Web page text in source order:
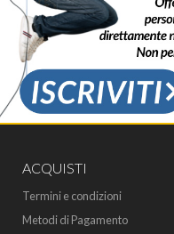
ACQUISTI
Termini e condizioni
Metodi di Pagamento